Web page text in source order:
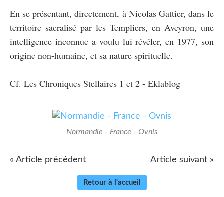
En se présentant, directement, à Nicolas Gattier, dans le
territoire sacralisé par les Templiers, en Aveyron, une
intelligence inconnue a voulu lui révéler, en 1977, son
origine non-humaine, et sa nature spirituelle.
Cf. Les Chroniques Stellaires 1 et 2 - Eklablog
Normandie - France - Ovnis
« Article précédent Article suivant »
Retour à l'accueil